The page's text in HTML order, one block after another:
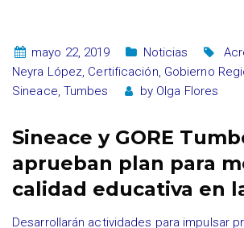
mayo 22, 2019 Noticias
Neyra López, Certificación, Gobierno
Sineace, Tumbes by Olga Flores
Sineace y GORE
aprueban plan para
calidad educativa en
Desarrollarán actividades para impulsar